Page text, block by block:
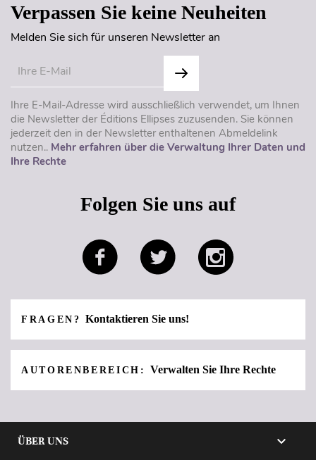
Verpassen Sie keine Neuheiten
Melden Sie sich für unseren Newsletter an
Ihre E-Mail-Adresse wird ausschließlich verwendet, um Ihnen
die Newsletter der Éditions Ellipses zuzusenden. Sie können
jederzeit den in der Newsletter enthaltenen Abmeldelink
nutzen.. Mehr erfahren über die Verwaltung Ihrer Daten und
Ihre Rechte
Folgen Sie uns auf
FRAGEN?Kontaktieren Sie uns!
AUTORENBEREICH:Verwalten Sie Ihre Rechte
ÜBER UNS 